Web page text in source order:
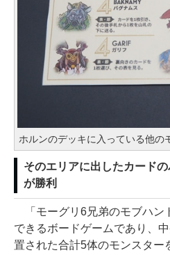
ホルンのデッキに入っている他の
そのエリアに出したカード
が勝利
「モーグリ6兄弟のモブハン
できるボードゲームであり、
置された合計5体のモンスター